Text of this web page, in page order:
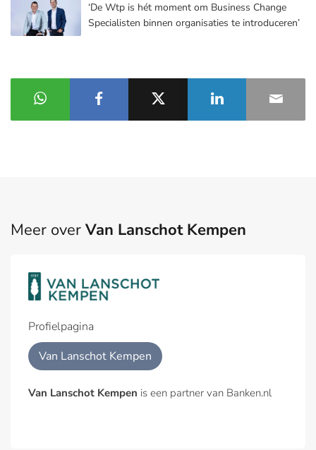
‘De Wtp is hét moment om Business Change
Specialisten binnen organisaties te introduceren’
Meer over Van Lanschot Kempen
Profielpagina
Van Lanschot Kempen
Van Lanschot Kempen is een partner van Banken.nl